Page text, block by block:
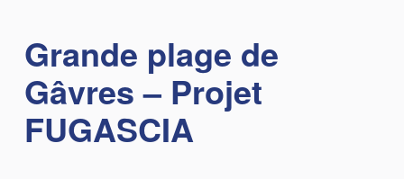
Grande plage de
Gâvres – Projet
FUGASCIA